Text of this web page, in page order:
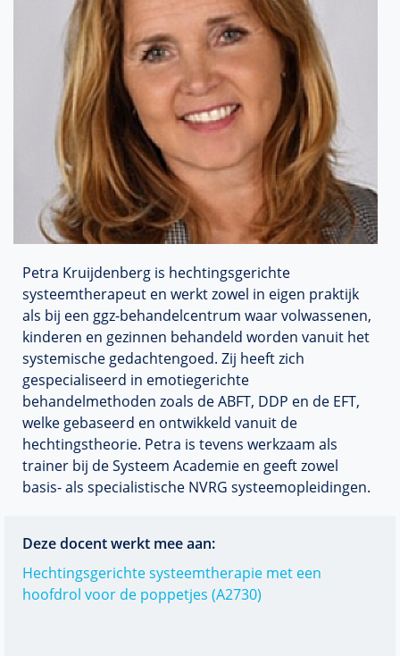
Petra Kruijdenberg is hechtingsgerichte
systeemtherapeut en werkt zowel in eigen praktijk
als bij een ggz-behandelcentrum waar volwassenen,
kinderen en gezinnen behandeld worden vanuit het
systemische gedachtengoed. Zij heeft zich
gespecialiseerd in emotiegerichte
behandelmethoden zoals de ABFT, DDP en de EFT,
welke gebaseerd en ontwikkeld vanuit de
hechtingstheorie. Petra is tevens werkzaam als
trainer bij de Systeem Academie en geeft zowel
basis- als specialistische NVRG systeemopleidingen.
Deze docent werkt mee aan:
Hechtingsgerichte systeemtherapie met een
hoofdrol voor de poppetjes (A2730)